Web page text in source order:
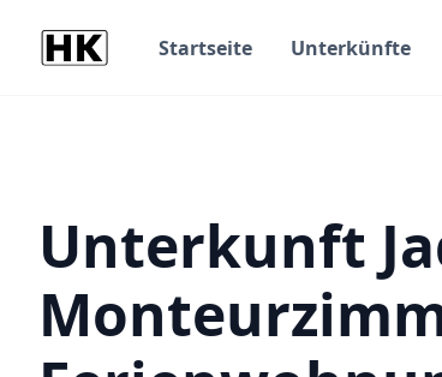
Startseite Unterkünfte
Unterkunft